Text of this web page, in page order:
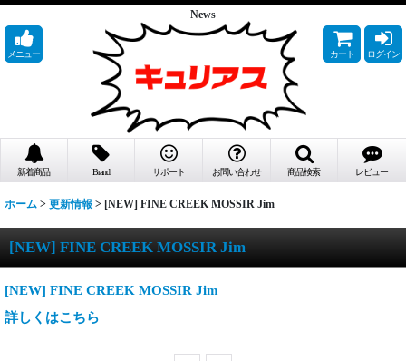
News
メニュー カート ログイン
新着商品 Brand サポート お問い合わせ 商品検索 レビュー
ホーム > 更新情報 > [NEW] FINE CREEK MOSSIR Jim
[NEW] FINE CREEK MOSSIR Jim
[NEW] FINE CREEK MOSSIR Jim
詳しくはこちら